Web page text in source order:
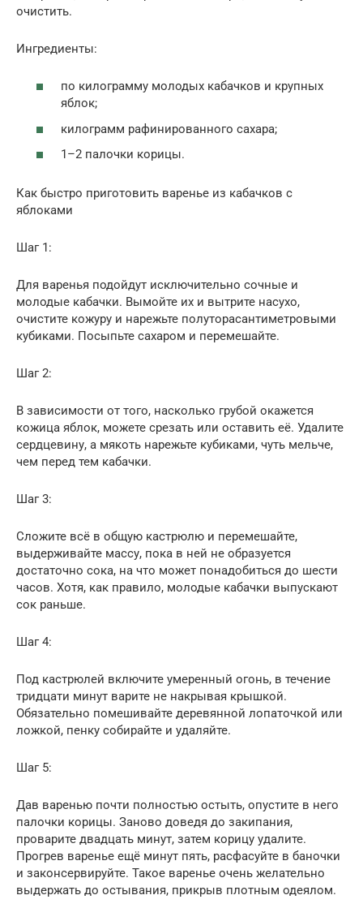
очистить.
Ингредиенты:
по килограмму молодых кабачков и крупных
яблок;
килограмм рафинированного сахара;
1–2 палочки корицы.
Как быстро приготовить варенье из кабачков с
яблоками
Шаг 1:
Для варенья подойдут исключительно сочные и
молодые кабачки. Вымойте их и вытрите насухо,
очистите кожуру и нарежьте полуторасантиметровыми
кубиками. Посыпьте сахаром и перемешайте.
Шаг 2:
В зависимости от того, насколько грубой окажется
кожица яблок, можете срезать или оставить её. Удалите
сердцевину, а мякоть нарежьте кубиками, чуть мельче,
чем перед тем кабачки.
Шаг 3:
Сложите всё в общую кастрюлю и перемешайте,
выдерживайте массу, пока в ней не образуется
достаточно сока, на что может понадобиться до шести
часов. Хотя, как правило, молодые кабачки выпускают
сок раньше.
Шаг 4:
Под кастрюлей включите умеренный огонь, в течение
тридцати минут варите не накрывая крышкой.
Обязательно помешивайте деревянной лопаточкой или
ложкой, пенку собирайте и удаляйте.
Шаг 5:
Дав варенью почти полностью остыть, опустите в него
палочки корицы. Заново доведя до закипания,
проварите двадцать минут, затем корицу удалите.
Прогрев варенье ещё минут пять, расфасуйте в баночки
и законсервируйте. Такое варенье очень желательно
выдержать до остывания, прикрыв плотным одеялом.